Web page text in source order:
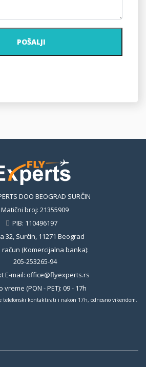
POŠALJI
DOO BEOGRAD SURČIN
Matični broj: 21355909
PIB: 110496197
32, Surčin, 11271 Beograd
račun (Komercijalna banka):
205-253265-94
E-mail: office@flyexperts.rs
vreme (PON - PET): 09 - 17h
telefonski kontaktirati i nakon 17h, odnosno vikendom.